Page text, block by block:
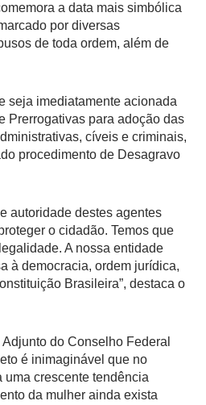
a data mais simbólica
por diversas
de toda ordem, além de
seja imediatamente acionada
Prerrogativas para adoção das
cíveis e criminais,
procedimento de Desagravo
autoridade destes agentes
o cidadão. Temos que
A nossa entidade
à democracia, ordem jurídica,
Brasileira”, destaca o
do Conselho Federal
é inimaginável que no
uma crescente tendência
da mulher ainda exista